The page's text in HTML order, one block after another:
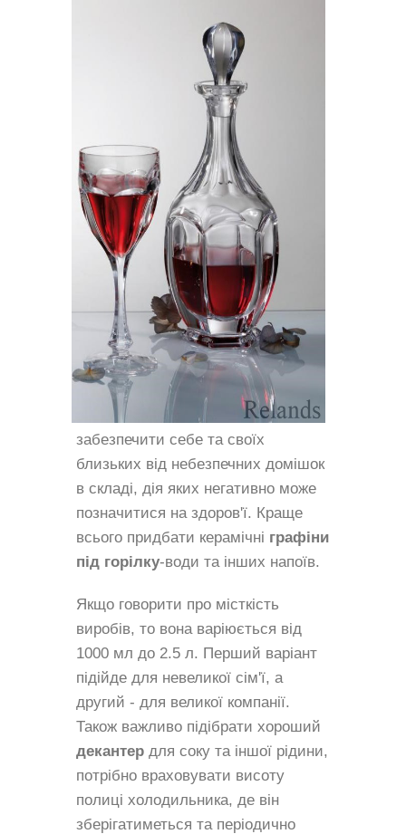
забезпечити себе та своїх
близьких від небезпечних домішок
в складі, дія яких негативно може
позначитися на здоров'ї. Краще
всього придбати керамічні графіни
під горілку-води та інших напоїв.
Якщо говорити про місткість
виробів, то вона варіюється від
1000 мл до 2.5 л. Перший варіант
підійде для невеликої сім'ї, а
другий - для великої компанії.
Також важливо підібрати хороший
декантер для соку та іншої рідини,
потрібно враховувати висоту
полиці холодильника, де він
зберігатиметься та періодично